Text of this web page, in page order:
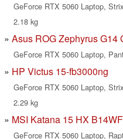
GeForce RTX 5060 Laptop,
2.18 kg
Asus ROG Zephyrus G14
GeForce RTX 5060 Laptop,
HP Victus 15-fb3000ng
GeForce RTX 5060 Laptop,
2.29 kg
MSI Katana 15 HX
GeForce RTX 5060 Laptop,